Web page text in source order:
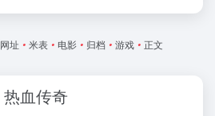
网址 • 米表 • 电影 • 归档 • 游戏 • 正文
热血传奇